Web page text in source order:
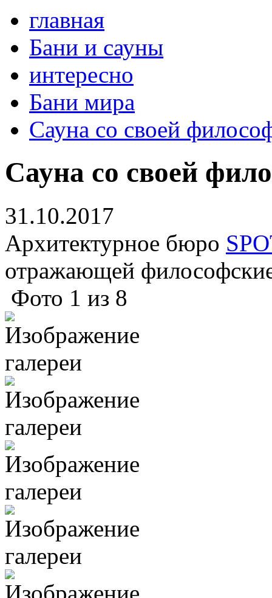
главная
Бани и сауны
интересно
Бани мира
Сауна со своей
Сауна со своей
31.10.2017
Архитектурное бюро
отражающей
Фото 1 из 8